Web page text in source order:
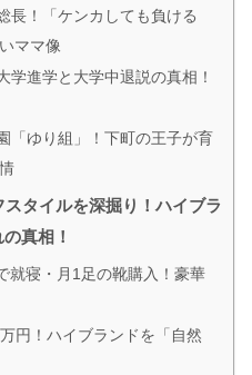
長！「ケンカしても負ける
ママ像
学進学と大学中退説の真相！
「ゆり組」！下町の王子が育
タイルを深掘り！ハイブラ
真相！
就寝・月1足の靴購入！豪華
円！ハイブランドを「自然